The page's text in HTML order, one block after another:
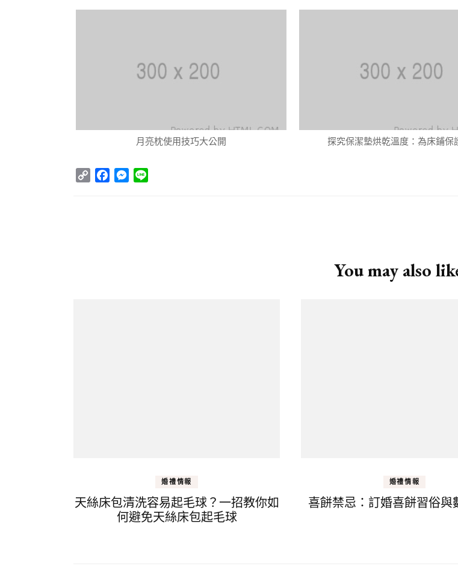
月亮枕使用技巧大公開 探究保潔墊烘乾溫度：為床鋪保
Copy
FacebookMessenger
You may also
婚禮情報
天絲床包清洗容易起毛球？一招教你如
何避免天絲床包起毛球
婚禮情報
喜餅禁忌：訂婚喜餅習俗與